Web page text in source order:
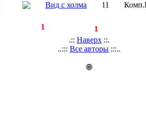
Вид с холма 11
1
1
.:: Наверх ::.
..::: Все авторы :::..
🌐